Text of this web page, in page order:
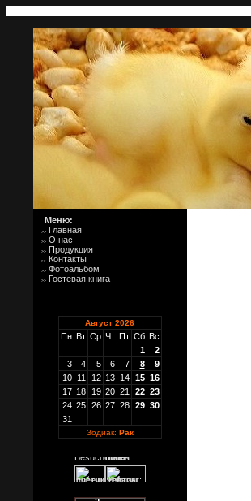
Меню:
>> Главная
>> О нас
>> Продукция
>> Контакты
>> Фотоальбом
>> Гостевая книга
Август 2026
Пн Вт Ср Чт Пт Сб Вс
1
2
3
4 5 6 7 8
9
10
11 12 13 14 15 16
17 18 19 20 21 22 23
24 25 26 27 28 29 30
31
Зодиак: Рак